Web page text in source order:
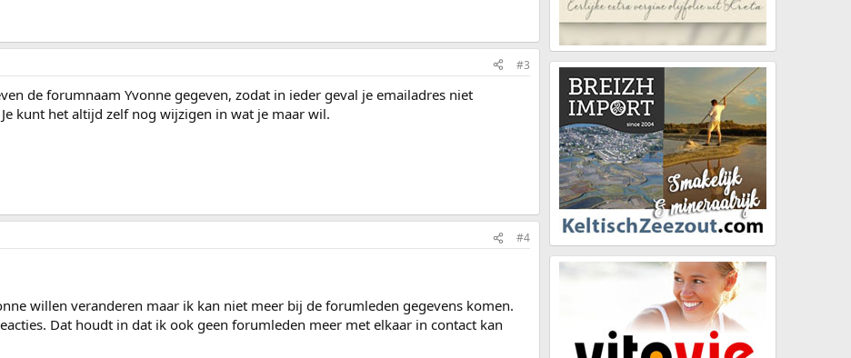
#3
de forumnaam Yvonne gegeven, zodat in ieder geval je emailadres niet
kunt het altijd zelf nog wijzigen in wat je maar wil.
#4
willen veranderen maar ik kan niet meer bij de forumleden gegevens komen.
Dat houdt in dat ik ook geen forumleden meer met elkaar in contact kan